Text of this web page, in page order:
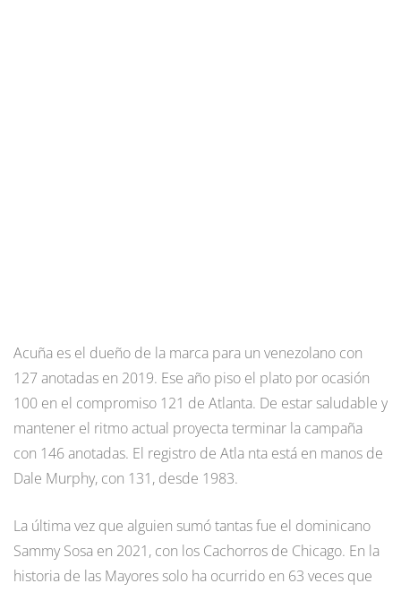
Acuña es el dueño de la marca para un venezolano con
127 anotadas en 2019. Ese año piso el plato por ocasión
100 en el compromiso 121 de Atlanta. De estar saludable y
mantener el ritmo actual proyecta terminar la campaña
con 146 anotadas. El registro de Atla nta está en manos de
Dale Murphy, con 131, desde 1983.
La última vez que alguien sumó tantas fue el dominicano
Sammy Sosa en 2021, con los Cachorros de Chicago. En la
historia de las Mayores solo ha ocurrido en 63 veces que